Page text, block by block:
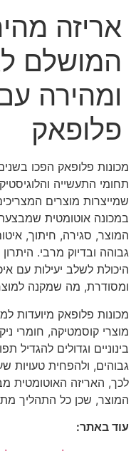
אריזה
המושלם
ומהירה
פלופאק
מכונות פלופאק הפכו
תחומי התעשייה
שמייצרות מוצרים
במכונה אוטומטית
המוצר, סגירה, חיתוך,
גבוהה ובדיוק מרבי.
היכולת לשלב יעילות עם
ומסודרת, מה שמקנה
מכונות פלופאק מיועדות
מוצרי קוסמטיקה, חומרי
בינוניים וגדולים
גבוהים, ולהפחית טעויות
לכך, האריזה האוטומטית
המוצר, שכן כל התהליך
עוד באתר: